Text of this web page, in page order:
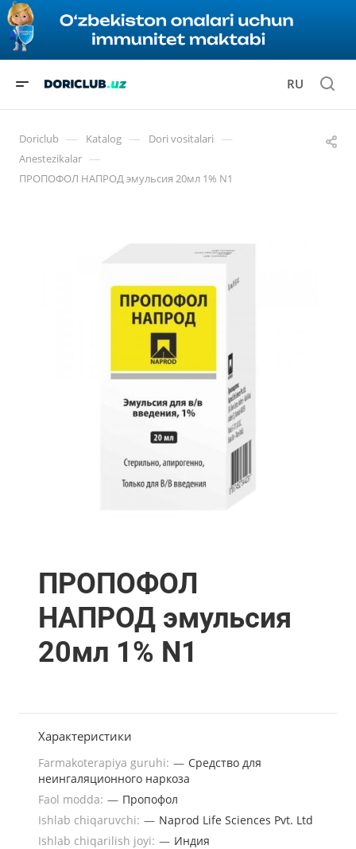
RU
Doriclub — Katalog — Dori vositalari —
Anestezikalar —
ПРОПОФОЛ НАПРОД эмульсия 20мл 1% N1
ПРОПОФОЛ
НАПРОД эмульсия
20мл 1% N1
Характеристики
Farmakoterapiya guruhi: — Средство для
неингаляционного наркоза
Faol modda: — Пропофол
Ishlab chiqaruvchi: — Naprod Life Sciences Pvt. Ltd
Ishlab chiqarilish joyi: — Индия